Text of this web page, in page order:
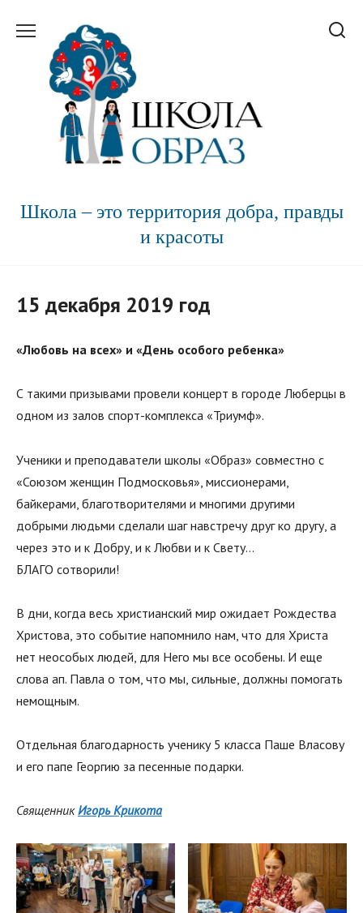
содержанию
Школа – это территория добра, правды
и красоты
15 декабря 2019 год
«Любовь на всех» и «День особого ребенка»
С такими призывами провели концерт в городе Люберцы в
одном из залов спорт-комплекса «Триумф».
Ученики и преподаватели школы «Образ» совместно с
«Союзом женщин Подмосковья», миссионерами,
байкерами, благотворителями и многими другими
добрыми людьми сделали шаг навстречу друг ко другу, а
через это и к Добру, и к Любви и к Свету…
БЛАГО сотворили!
В дни, когда весь христианский мир ожидает Рождества
Христова, это событие напомнило нам, что для Христа
нет неособых людей, для Него мы все особены. И еще
слова ап. Павла о том, что мы, сильные, должны помогать
немощным.
Отдельная благодарность ученику 5 класса Паше Власову
и его папе Георгию за песенные подарки.
СвященникИгорь Крикота